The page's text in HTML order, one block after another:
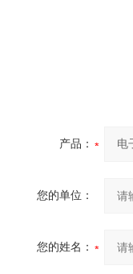
产品：
您的单位：
您的姓名：